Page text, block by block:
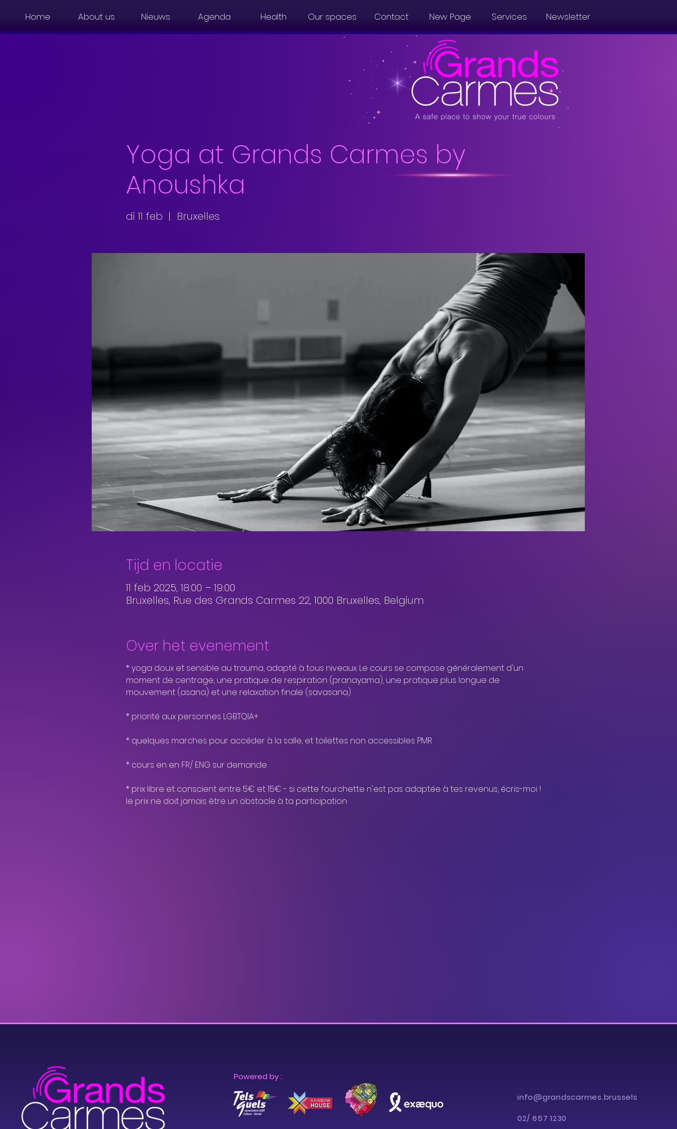
Home About us Nieuws Agenda Health Our spaces Contact New Page Services Newsletter
Yoga at Grands Carmes by
Anoushka
di 11 feb
  |
Bruxelles
Tijd en locatie
11 feb 2025, 18:00 – 19:00
Bruxelles, Rue des Grands Carmes 22, 1000 Bruxelles, Belgium
Over het evenement
* yoga doux et sensible au trauma, adapté à tous niveaux. Le cours se compose généralement d'un
moment de centrage, une pratique de respiration (pranayama), une pratique plus longue de
mouvement (asana) et une relaxation finale (savasana)
* priorité aux personnes LGBTQIA+
* quelques marches pour accéder à la salle, et toilettes non accessibles PMR
* cours en en FR/ ENG sur demande
* prix libre et conscient entre 5€ et 15€ - si cette fourchette n'est pas adaptée à tes revenus, écris-moi !
le prix ne doit jamais être un obstacle à ta participation
Powered by :
info@grandscarmes.brussels
02/ 657 1230